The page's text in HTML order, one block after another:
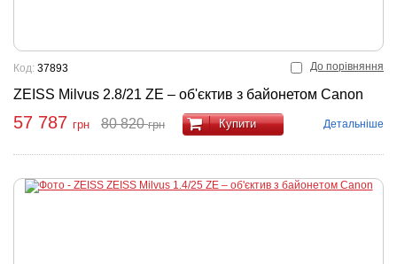
До порівняння
ZEISS Milvus 2.8/21 ZE – об'єктив з байонетом Canon
Код: 37893
57 787 грн 80 820грн Купити Детальніше